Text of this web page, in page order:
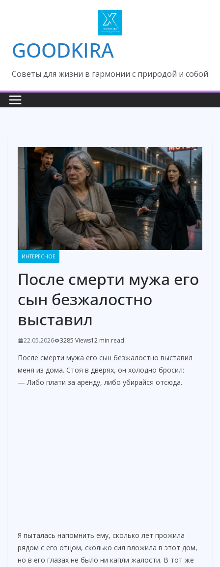
GOODKIRA
Cоветы для жизни в гармонии с природой и собой
ИНТЕРЕСНОЕ
После смерти мужа его
сын безжалостно
выставил
22.05.2026 3285 Views12 min read
После смерти мужа его сын безжалостно выставил
меня из дома. Стоя в дверях, он холодно бросил:
— Либо плати за аренду, либо убирайся отсюда.
Я пыталась напомнить ему, сколько лет прожила
рядом с его отцом, сколько сил вложила в этот дом,
но в его глазах не было ни капли жалости. В тот же